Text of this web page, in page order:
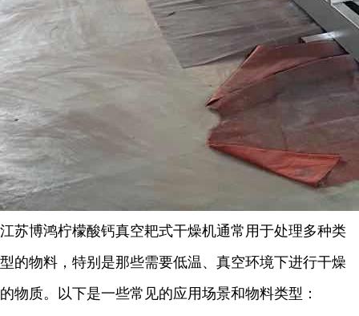
江苏博鸿柠檬酸钙真空耙式干燥机通常用于处理多种类
型的物料，特别是那些需要低温、真空环境下进行干燥
的物质。以下是一些常见的应用场景和物料类型：